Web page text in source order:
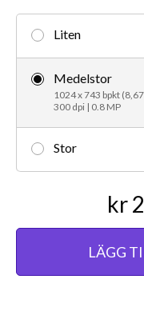
Liten
Medelstor
1024 x 743 bpkt
300 dpi | 0.8 MP
Stor
kr
LÄGG